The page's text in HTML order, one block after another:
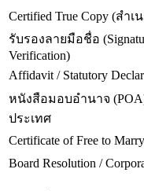
Certified True Copy (สำ
รับรองลายมือชื่อ
Verification)
Affidavit / Statutory
หนังสือมอบอำนาจ
ประเทศ
Certificate of Free to Marry
Board Resolution /